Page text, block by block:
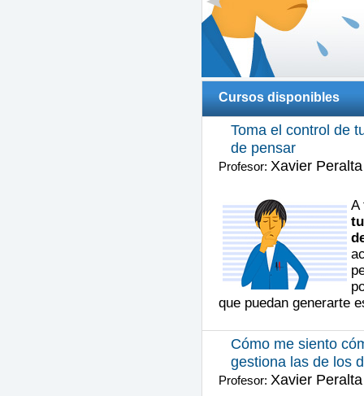
Cursos disponibles
Toma el control de
de pensar
Profesor: Xavier
A
que puedan generarte
Cómo me siento
gestiona las de los
Profesor: Xavier